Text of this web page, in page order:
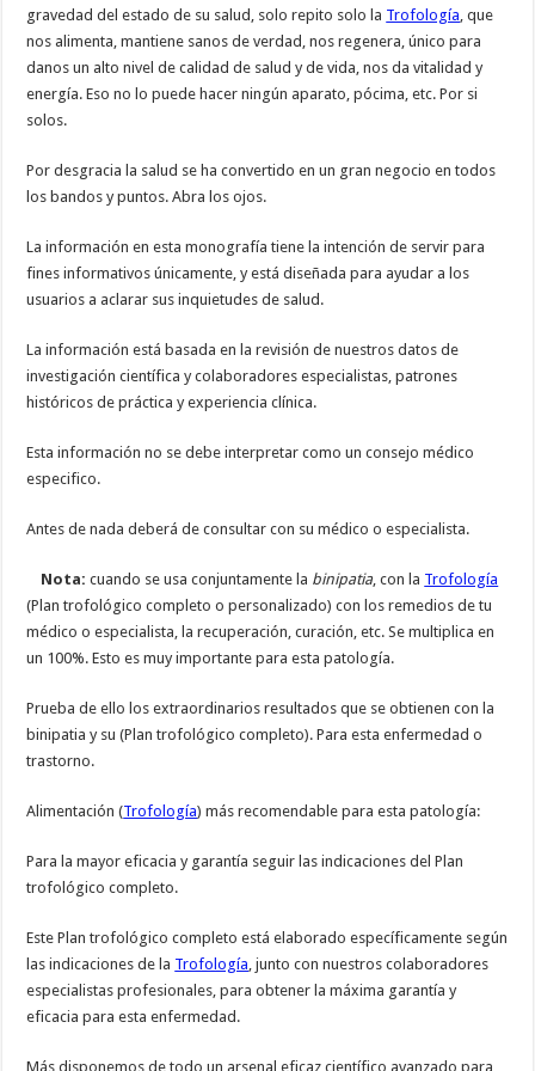
gravedad del estado de su salud, solo repito solo la Trofología, que
nos alimenta, mantiene sanos de verdad, nos regenera, único para
danos un alto nivel de calidad de salud y de vida, nos da vitalidad y
energía. Eso no lo puede hacer ningún aparato, pócima, etc. Por si
solos.
Por desgracia la salud se ha convertido en un gran negocio en todos
los bandos y puntos. Abra los ojos.
La información en esta monografía tiene la intención de servir para
fines informativos únicamente, y está diseñada para ayudar a los
usuarios a aclarar sus inquietudes de salud.
La información está basada en la revisión de nuestros datos de
investigación científica y colaboradores especialistas, patrones
históricos de práctica y experiencia clínica.
Esta información no se debe interpretar como un consejo médico
especifico.
Antes de nada deberá de consultar con su médico o especialista.
Nota:cuando se usa conjuntamente la binipatia, con la Trofología
(Plan trofológico completo o personalizado) con los remedios de tu
médico o especialista, la recuperación, curación, etc. Se multiplica en
un 100%. Esto es muy importante para esta patología.
Prueba de ello los extraordinarios resultados que se obtienen con la
binipatia y su (Plan trofológico completo). Para esta enfermedad o
trastorno.
Alimentación (Trofología) más recomendable para esta patología:
Para la mayor eficacia y garantía seguir las indicaciones del Plan
trofológico completo.
Este Plan trofológico completo está elaborado específicamente según
las indicaciones de la Trofología, junto con nuestros colaboradores
especialistas profesionales, para obtener la máxima garantía y
eficacia para esta enfermedad.
Más disponemos de todo un arsenal eficaz científico avanzado para